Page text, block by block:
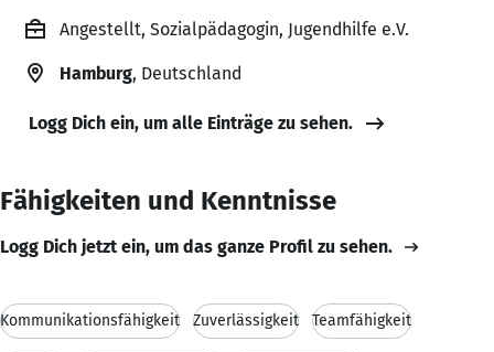
Angestellt, Sozialpädagogin, Jugendhilfe e.V.
Hamburg, Deutschland
Logg Dich ein, um alle Einträge zu sehen.
Fähigkeiten und Kenntnisse
Logg Dich jetzt ein, um das ganze Profil zu sehen.
Kommunikationsfähigkeit Zuverlässigkeit Teamfähigkeit